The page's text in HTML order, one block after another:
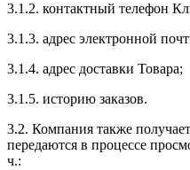
3.1.2. контактный телефон
3.1.3. адрес электронной
3.1.4. адрес доставки Товара;
3.1.5. историю заказов.
3.2. Компания также
передаются в процессе
ч.: